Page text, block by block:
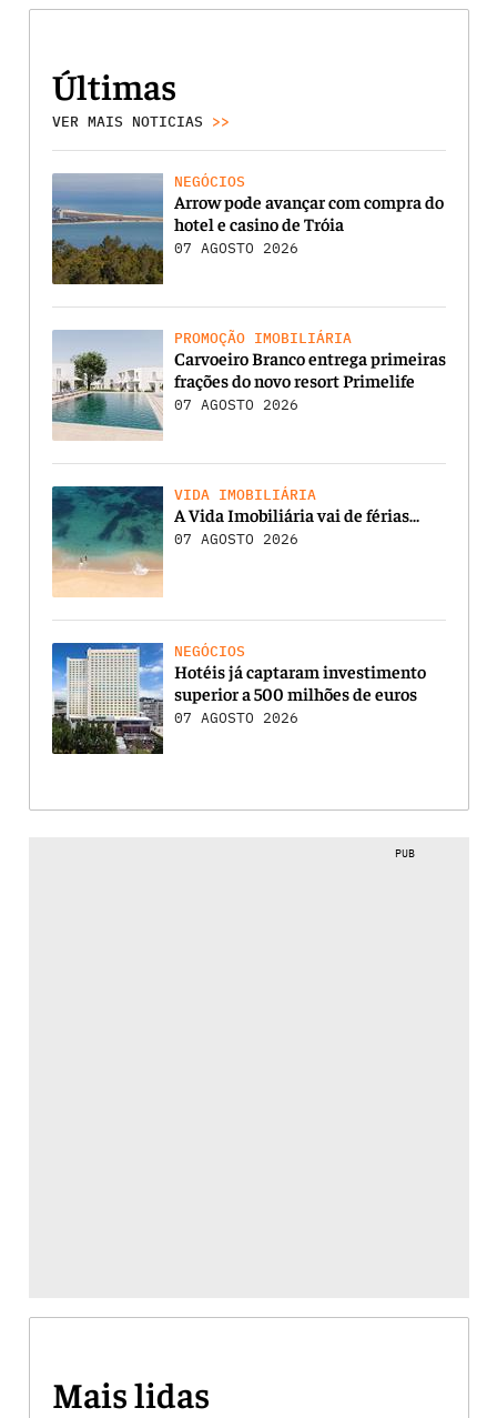
Últimas
VER MAIS NOTICIAS >>
NEGÓCIOS
Arrow pode avançar com compra do
hotel e casino de Tróia
07 AGOSTO 2026
PROMOÇÃO IMOBILIÁRIA
Carvoeiro Branco entrega primeiras
frações do novo resort Primelife
07 AGOSTO 2026
VIDA IMOBILIÁRIA
A Vida Imobiliária vai de férias…
07 AGOSTO 2026
NEGÓCIOS
Hotéis já captaram investimento
superior a 500 milhões de euros
07 AGOSTO 2026
PUB
Mais lidas